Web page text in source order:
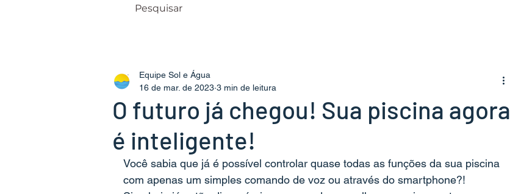
O futuro já chegou! Sua piscina agora
é inteligente!
Equipe Sol e Água
16 de mar. de 2023 3 min de leitura
Você sabia que já é possível controlar quase todas as funções da sua piscina
com apenas um simples comando de voz ou através do smartphone?!